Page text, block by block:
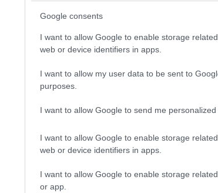
Google consents
I want to allow Google to enable storage
web or device identifiers in apps.
I want to allow my user data to be sent to
purposes.
I want to allow Google to send me personalized
I want to allow Google to enable storage
web or device identifiers in apps.
I want to allow Google to enable storage
or app.